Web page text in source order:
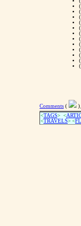
Comments ( )
<TAGS> <
<TRAVELS> <